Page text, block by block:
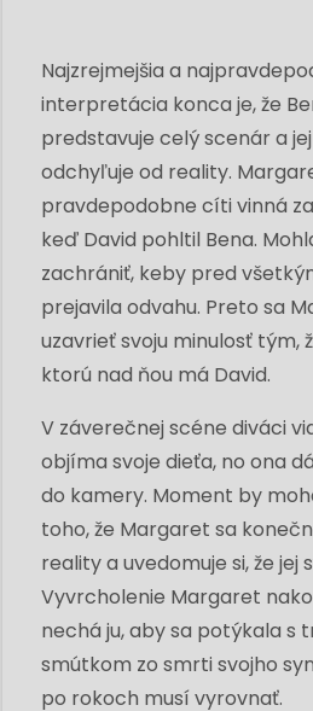
Najzrejmejšia a
interpretácia konca je, že
predstavuje celý scenár a
odchyľuje od reality.
pravdepodobne cíti vinná
keď David pohltil Bena.
zachrániť, keby pred
prejavila odvahu. Preto sa
uzavrieť svoju minulosť tým,
ktorú nad ňou má David.
V záverečnej scéne diváci
objíma svoje dieťa, no ona
do kamery. Moment by
toho, že Margaret sa
reality a uvedomuje si, že jej
Vyvrcholenie Margaret
nechá ju, aby sa potýkala s
smútkom zo smrti svojho
po rokoch musí vyrovnať.